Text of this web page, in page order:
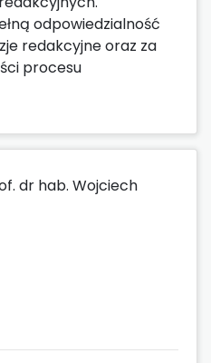
odpowiedzialność
redakcyjne oraz za
procesu
dr hab. Wojciech